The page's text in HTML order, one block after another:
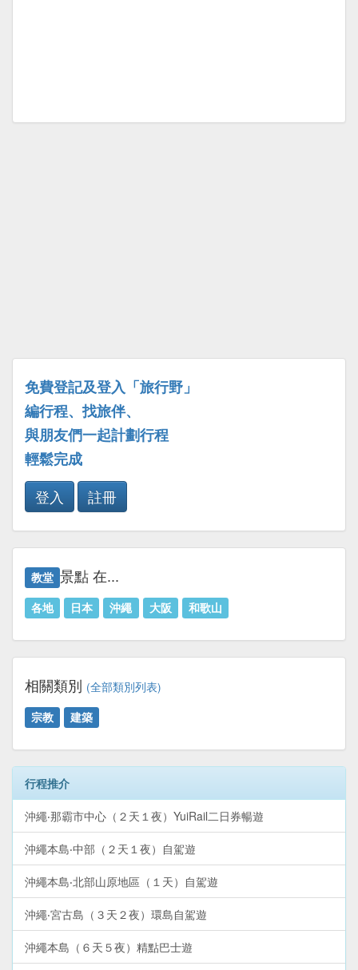
免費登記及登入「旅行野」
編行程、找旅伴、
與朋友們一起計劃行程
輕鬆完成
登入
註冊
教堂 景點 在...
各地 日本 沖繩 大阪 和歌山
相關類別 (全部類別列表)
宗教
建築
行程推介
沖繩‧那霸市中心（２天１夜）YuiRail二日券暢遊
沖繩本島‧中部（２天１夜）自駕遊
沖繩本島‧北部山原地區（１天）自駕遊
沖繩‧宮古島（３天２夜）環島自駕遊
沖繩本島（６天５夜）精點巴士遊